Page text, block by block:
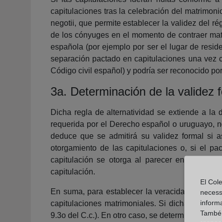
capitulaciones tras la celebración del
negotii, que permite establecer la validez del
de los cónyuges en el momento de contraer
española (por ejemplo por ser el lugar de
separación pactado en capitulaciones una vez
Código civil español) y podría ser reconocido
3a. Determinación de la validez
Dicha regla de alternatividad se extiende a la
requerida por el Derecho español o uruguayo,
deduce que se admitirá su validez formal si
otorgamiento de las capitulaciones o, si el
capitulación se otorga al parecer en
capitulación.
En suma, para establecer la veracidad del
capitulaciones matrimoniales. Si dichas
9.3o del C.c.). En otro caso, se determinará su
El